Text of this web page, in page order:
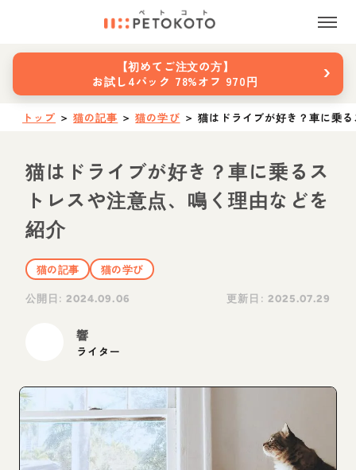
【初めてご注文の方】
お試し4パック 78%オフ 970円
›
トップ ＞ 猫の記事 ＞ 猫の学び ＞ 猫はドライブが好き？車に乗
猫はドライブが好き？車に乗るス
トレスや注意点、鳴く理由などを
紹介
猫の記事
猫の学び
公開日:2024.09.06 更新日: 2025.07.29
響
ライター